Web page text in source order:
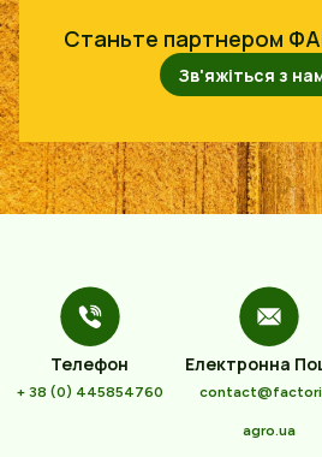
Станьте партнером
Зв'яжіться з
Телефон
+ 38 (0) 445854760
Електронна
agro.ua